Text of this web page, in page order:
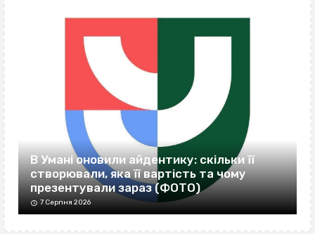
В Умані оновили айдентику: скільки її
створювали, яка її вартість та чому
презентували зараз (ФОТО)
7 Серпня 2026